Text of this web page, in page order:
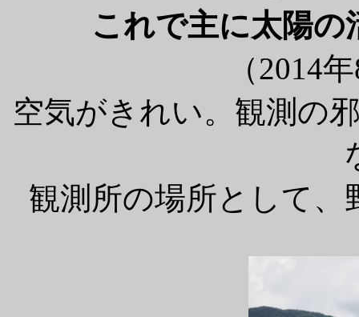
これで主に太陽
（2014
空気がきれい。観測の
観測所の場所として